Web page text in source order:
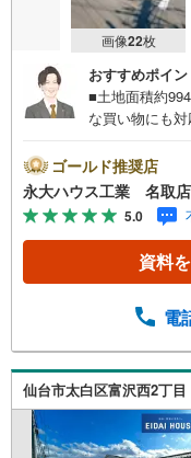
画像22枚
おすすめポイン
■土地面積約
な買い物にも
社の強みを大き
識＞戸建・マ
り扱っておりま
境や行政などの
選びをしてい
ただきます。
様々なご相談
す。各店舗で
族皆様で、ぜ
（定休日:火・
内も可能です
い！
ゴールド推奨店
永大ハウス工業 名取店
5.0
資料
電
仙台市太白区富沢西2丁目